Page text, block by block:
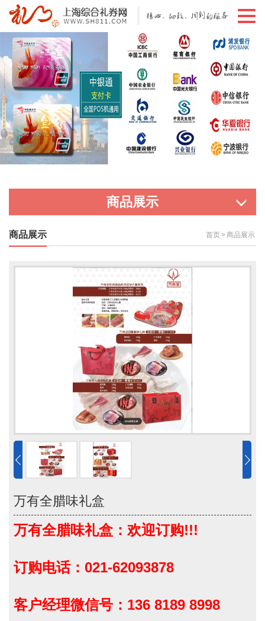
切
导
商品展示
商品展示 首页>商品展示
万有全腊味礼盒
万有全腊味礼盒：欢迎订购!!!
订购电话：021-62093878
客户经理微信号：136 8189 8998